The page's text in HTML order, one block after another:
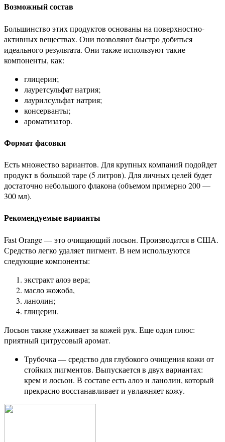
Возможный состав
Большинство этих продуктов основаны на поверхностно-
активных веществах. Они позволяют быстро добиться
идеального результата. Они также используют такие
компоненты, как:
глицерин;
лауретсульфат натрия;
лаурилсульфат натрия;
консерванты;
ароматизатор.
Формат фасовки
Есть множество вариантов. Для крупных компаний подойдет
продукт в большой таре (5 литров). Для личных целей будет
достаточно небольшого флакона (объемом примерно 200 —
300 мл).
Рекомендуемые варианты
Fast Orange — это очищающий лосьон. Производится в США.
Средство легко удаляет пигмент. В нем используются
следующие компоненты:
экстракт алоэ вера;
масло жожоба,
ланолин;
глицерин.
Лосьон также ухаживает за кожей рук. Еще один плюс:
приятный цитрусовый аромат.
Трубочка — средство для глубокого очищения кожи от
стойких пигментов. Выпускается в двух вариантах:
крем и лосьон. В составе есть алоэ и ланолин, который
прекрасно восстанавливает и увлажняет кожу.